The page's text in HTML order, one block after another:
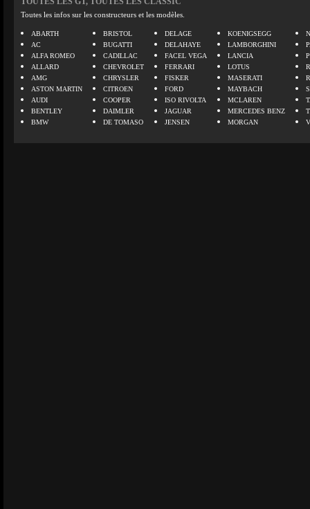
Toutes les infos sur les constructeurs et les modèles.
ABARTH
AC
ALFA ROMEO
ALLARD
AMG
ASTON MARTIN
AUDI
BENTLEY
BMW
BRISTOL
BUGATTI
CADILLAC
CHEVROLET
CHRYSLER
CITROEN
COOPER
DAIMLER
DE TOMASO
DELAGE
DELAHAYE
FACEL VEGA
FERRARI
FISKER
FORD
ISO RIVOLTA
JAGUAR
JENSEN
KOENIGSEGG
LAMBORGHINI
LANCIA
LOTUS
MASERATI
MAYBACH
MCLAREN
MERCEDES BENZ
MORGAN